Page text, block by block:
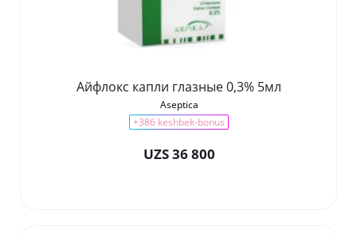
Айфлокс капли глазные 0,3% 5мл
Aseptica
+386 keshbek-bonus
UZS 36 800